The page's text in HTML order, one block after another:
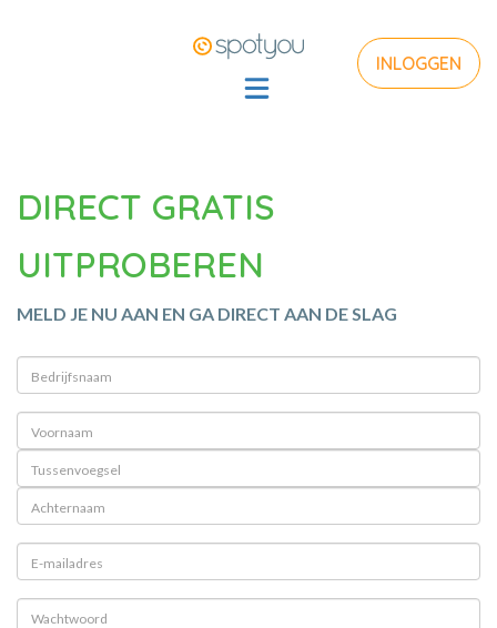
INLOGGEN
DIRECT GRATIS
UITPROBEREN
MELD JE NU AAN EN GA DIRECT AAN DE SLAG